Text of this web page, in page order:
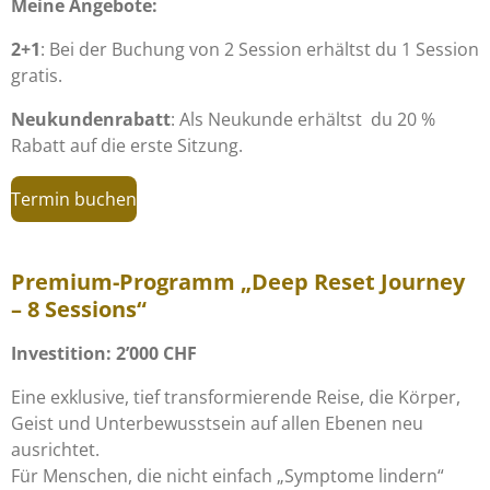
Meine Angebote:
2+1: Bei der Buchung von 2 Session erhältst du 1 Session
gratis.
Neukundenrabatt: Als Neukunde erhältst du 20 %
Rabatt auf die erste Sitzung.
Termin buchen
Premium-Programm „Deep Reset Journey
– 8 Sessions“
Investition: 2’000 CHF
Eine exklusive, tief transformierende Reise, die Körper,
Geist und Unterbewusstsein auf allen Ebenen neu
ausrichtet.
Für Menschen, die nicht einfach „Symptome lindern“